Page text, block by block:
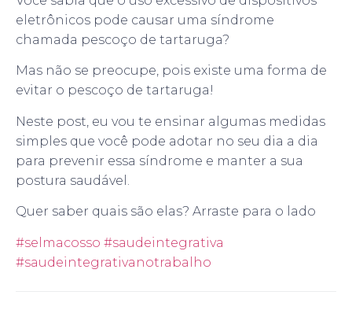
eletrônicos pode causar uma síndrome
chamada pescoço de tartaruga?
Mas não se preocupe, pois existe uma forma de
evitar o pescoço de tartaruga!
Neste post, eu vou te ensinar algumas medidas
simples que você pode adotar no seu dia a dia
para prevenir essa síndrome e manter a sua
postura saudável.
Quer saber quais são elas? Arraste para o lado
#selmacosso #saudeintegrativa
#saudeintegrativanotrabalho